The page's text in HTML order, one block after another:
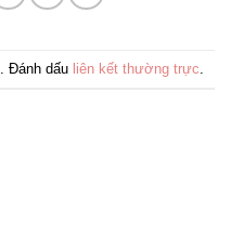
. Đánh dấu liên kết thường trực